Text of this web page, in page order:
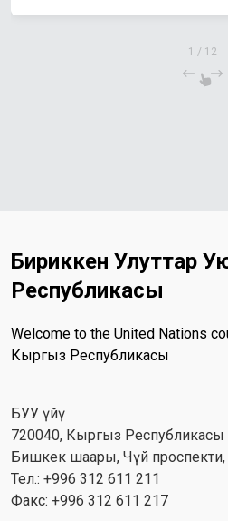
баалуулуктарыбыз»
1 / 12
Бириккен Улуттар
Республикасы
Welcome to the United Nations
Кыргыз Республикасы
БУУ үйү
720040, Кыргыз Республикасы
Бишкек шаары, Чүй проспекти,
Тел.: +996 312 611 211
Факс: +996 312 611 217